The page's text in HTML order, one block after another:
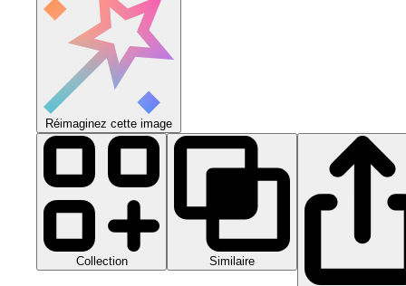
Réimaginez cette image
Collection Similaire